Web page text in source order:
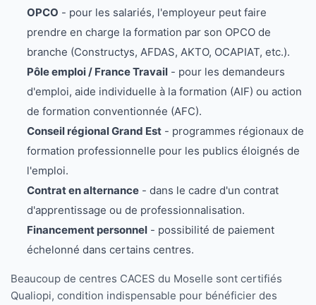
OPCO - pour les salariés, l'employeur peut faire
prendre en charge la formation par son OPCO de
branche (Constructys, AFDAS, AKTO, OCAPIAT, etc.).
Pôle emploi / France Travail- pour les demandeurs
d'emploi, aide individuelle à la formation (AIF) ou action
de formation conventionnée (AFC).
Conseil régional Grand Est- programmes régionaux de
formation professionnelle pour les publics éloignés de
l'emploi.
Contrat en alternance- dans le cadre d'un contrat
d'apprentissage ou de professionnalisation.
Financement personnel- possibilité de paiement
échelonné dans certains centres.
Beaucoup de centres CACES du Moselle sont certifiés
Qualiopi, condition indispensable pour bénéficier des